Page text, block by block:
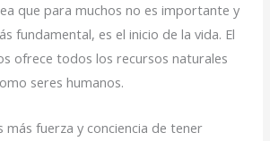
que para muchos no es importante y
fundamental, es el inicio de la vida. El
ofrece todos los recursos naturales
seres humanos.
más fuerza y conciencia de tener